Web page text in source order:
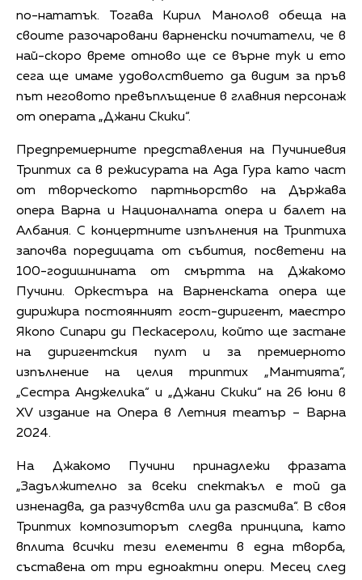
по-нататък. Тогава Кирил Манолов обеща на
своите разочаровани варненски почитатели, че в
най-скоро време отново ще се върне тук и ето
сега ще имаме удоволствието да видим за пръв
път неговото превъплъщение в главния персонаж
от операта „Джани Скики“.
Предпремиерните представления на Пучиниевия
Триптих са в режисурата на Ада Гура като част
от творческото партньорство на Държава
опера Варна и Националната опера и балет на
Албания. С концертните изпълнения на Триптиха
започва поредицата от събития, посветени на
100-годишнината от смъртта на Джакомо
Пучини. Оркестъра на Варненската опера ще
дирижира постоянният гост-диригент, маестро
Якопо Сипари ди Пескасероли, който ще застане
на диригентския пулт и за премиерното
изпълнение на целия триптих „Мантията“,
„Сестра Анджелика“ и „Джани Скики“ на 26 юни в
XV издание на Опера в Летния театър – Варна
2024.
На Джакомо Пучини принадлежи фразата
„Задължително за всеки спектакъл е той да
изненадва, да разчувства или да разсмива“. В своя
Триптих композиторът следва принципа, като
вплита всички тези елементи в една творба,
съставена от три едноактни опери. Месец след